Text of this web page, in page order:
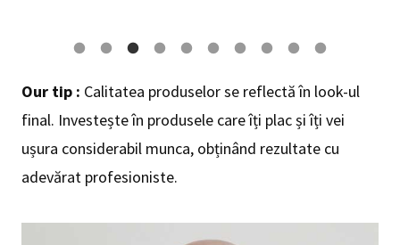
Our tip : Calitatea produselor se reflectă în look-ul
final. Investește în produsele care îți plac și îți vei
ușura considerabil munca, obținând rezultate cu
adevărat profesioniste.